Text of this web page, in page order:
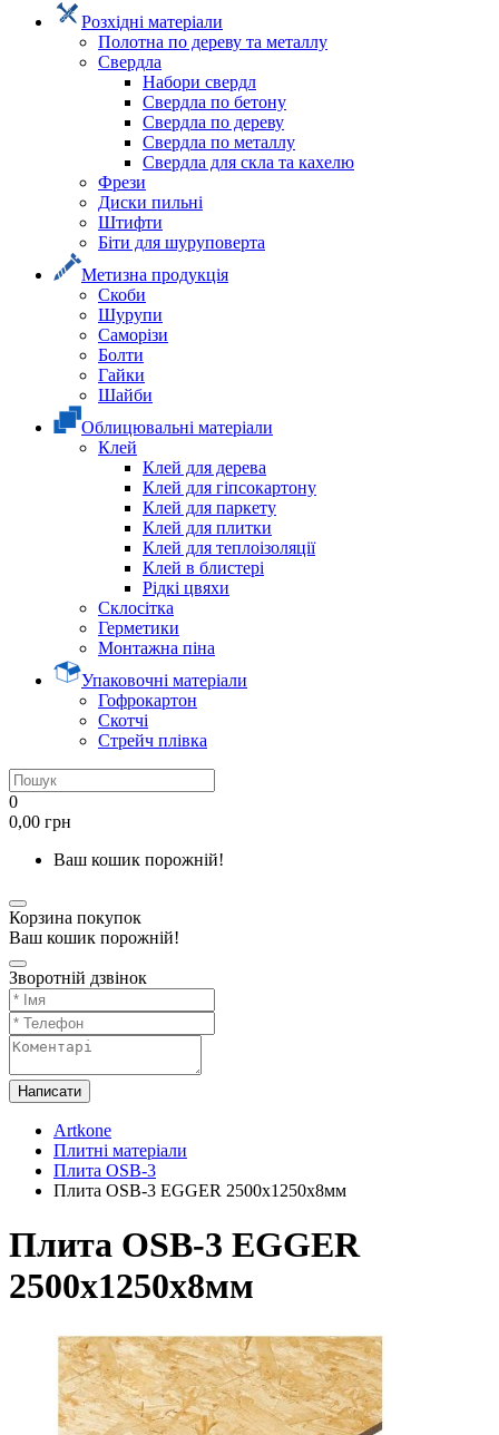
Розхідні матеріали
Полотна по дереву та металлу
Свердла
Набори свердл
Свердла по бетону
Свердла по дереву
Свердла по металлу
Свердла для скла та кахелю
Фрези
Диски пильні
Штифти
Біти для шуруповерта
Метизна продукція
Скоби
Шурупи
Саморізи
Болти
Гайки
Шайби
Облицювальні матеріали
Клей
Клей для дерева
Клей для гіпсокартону
Клей для паркету
Клей для плитки
Клей для теплоізоляції
Клей в блистері
Рідкі цвяхи
Склосітка
Герметики
Монтажна піна
Упаковочні матеріали
Гофрокартон
Скотчі
Стрейч плівка
0
0,00 грн
Ваш кошик порожній!
Корзина покупок
Ваш кошик порожній!
Зворотній дзвінок
Написати
Artkone
Плитні матеріали
Плита OSB-3
Плита OSB-3 EGGER 2500х1250х8мм
Плита OSB-3 EGGER
2500х1250х8мм